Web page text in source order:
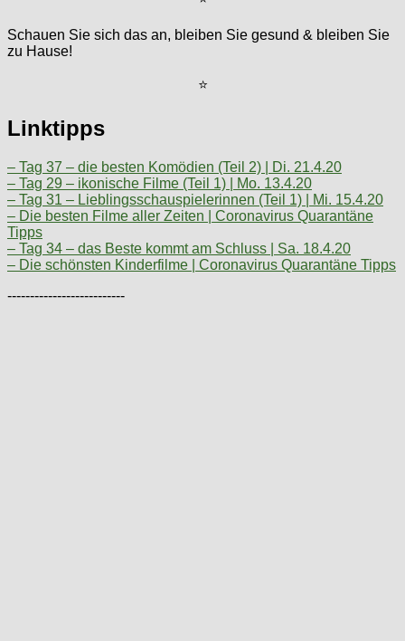
Schauen Sie sich das an, bleiben Sie gesund & bleiben Sie
zu Hause!
⭐
Linktipps
– Tag 37 – die besten Komödien (Teil 2) | Di. 21.4.20
– Tag 29 – ikonische Filme (Teil 1) | Mo. 13.4.20
– Tag 31 – Lieblingsschauspielerinnen (Teil 1) | Mi. 15.4.20
– Die besten Filme aller Zeiten | Coronavirus Quarantäne
Tipps
– Tag 34 – das Beste kommt am Schluss | Sa. 18.4.20
– Die schönsten Kinderfilme | Coronavirus Quarantäne Tipps
--------------------------